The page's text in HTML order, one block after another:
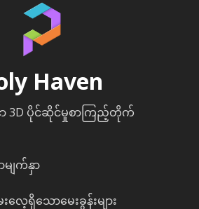
Haven
ာ 3D ပိုင်ဆိုင်မှုစာကြည့်တိုက်
မျက်နှာ
လေ့ရှိသောမေးခွန်းများ